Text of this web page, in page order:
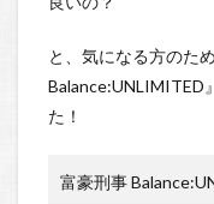
と、気になる方のた
Balance:UNLIMITED
た！
富豪刑事